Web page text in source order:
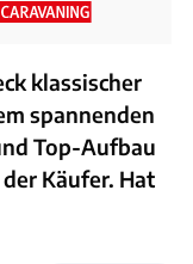
klassischer
spannenden
Top-Aufbau
Käufer. Hat